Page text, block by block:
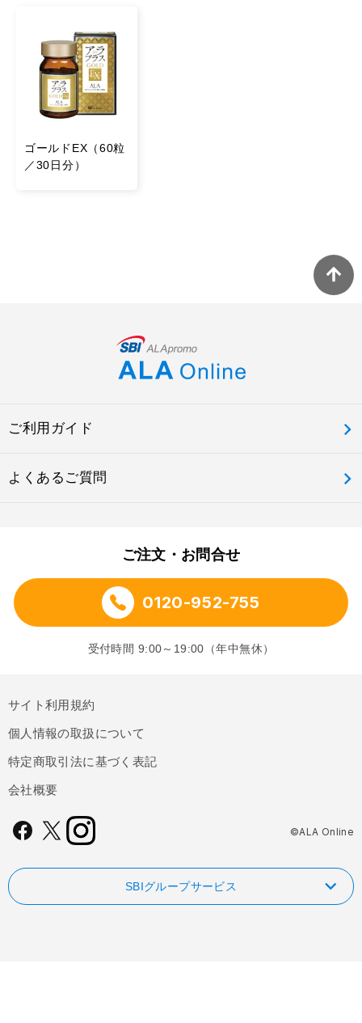
示）をご確認ください。
ゴールドEX（60粒
／30日分）
ご利用ガイド
よくあるご質問
ご注文・お問合せ
0120-952-755
受付時間 9:00～19:00（年中無休）
サイト利用規約
個人情報の取扱について
特定商取引法に基づく表記
会社概要
©ALA Online
SBIグループサービス